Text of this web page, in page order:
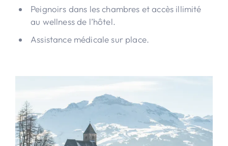
Peignoirs dans les chambres et accès illimité
au wellness de l’hôtel.
Assistance médicale sur place.